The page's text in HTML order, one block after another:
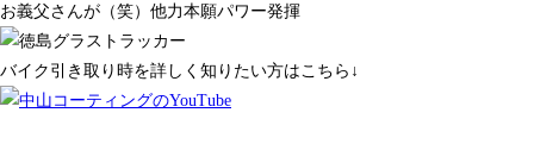
お義父さんが（笑）他力本願パワー発揮
バイク引き取り時を詳しく知りたい方はこちら↓